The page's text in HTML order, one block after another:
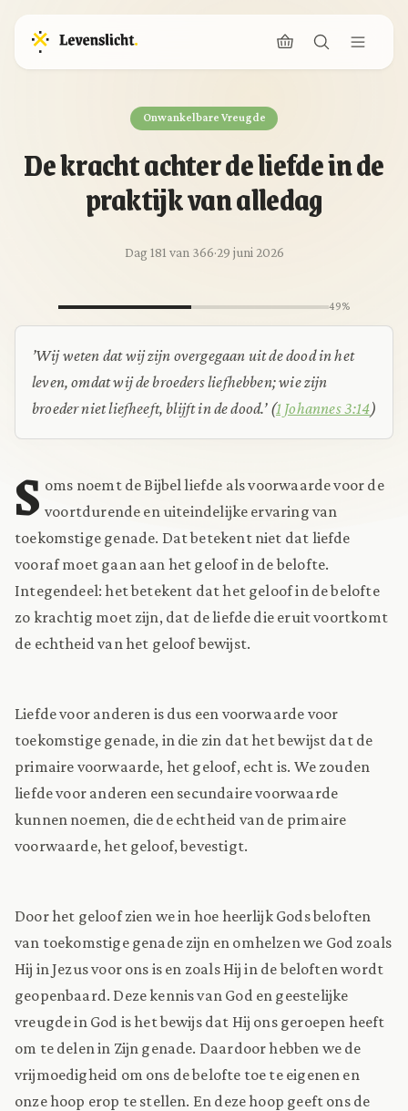
Onwankelbare Vreugde
De kracht achter de liefde in de
praktijk van alledag
Dag 181 van 366·29 juni 2026
49%
’Wij weten dat wij zijn overgegaan uit de dood in het
leven, omdat wij de broeders liefhebben; wie zijn
broeder niet liefheeft, blijft in de dood.’ (1 Johannes 3:14)
S oms noemt de Bijbel liefde als voorwaarde voor de
voortdurende en uiteindelijke ervaring van
toekomstige genade. Dat betekent niet dat liefde
vooraf moet gaan aan het geloof in de belofte.
Integendeel: het betekent dat het geloof in de belofte
zo krachtig moet zijn, dat de liefde die eruit voortkomt
de echtheid van het geloof bewijst.
Liefde voor anderen is dus een voorwaarde voor
toekomstige genade, in die zin dat het bewijst dat de
primaire voorwaarde, het geloof, echt is. We zouden
liefde voor anderen een secundaire voorwaarde
kunnen noemen, die de echtheid van de primaire
voorwaarde, het geloof, bevestigt.
Door het geloof zien we in hoe heerlijk Gods beloften
van toekomstige genade zijn en omhelzen we God zoals
Hij in Jezus voor ons is en zoals Hij in de beloften wordt
geopenbaard. Deze kennis van God en geestelijke
vreugde in God is het bewijs dat Hij ons geroepen heeft
om te delen in Zijn genade. Daardoor hebben we de
vrijmoedigheid om ons de belofte toe te eigenen en
onze hoop erop te stellen. En deze hoop geeft ons de